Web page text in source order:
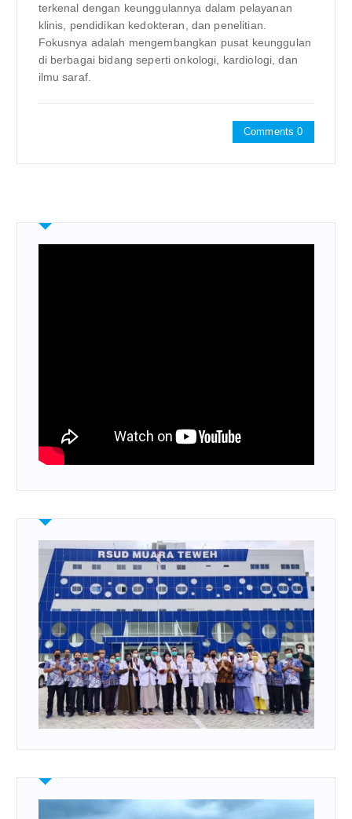
terkenal dengan keunggulannya dalam pelayanan
klinis, pendidikan kedokteran, dan penelitian.
Fokusnya adalah mengembangkan pusat keunggulan
di berbagai bidang seperti onkologi, kardiologi, dan
ilmu saraf.
Comments 0